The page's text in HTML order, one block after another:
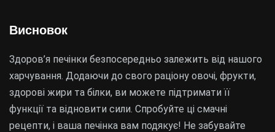
Висновок
Здоров’я печінки безпосередньо залежить від нашого
харчування. Додаючи до свого раціону овочі, фрукти,
здорові жири та білки, ви можете підтримати її
функції та відновити сили. Спробуйте ці смачні
рецепти, і ваша печінка вам подякує! Не забувайте